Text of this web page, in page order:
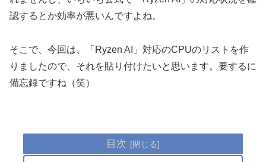
認するとか効率が悪いんですよね。
そこで、今回は、「Ryzen AI」対応のCPUのリストを作
りましたので、それを貼り付けたいと思います。要するに
備忘録ですね（笑）
目次